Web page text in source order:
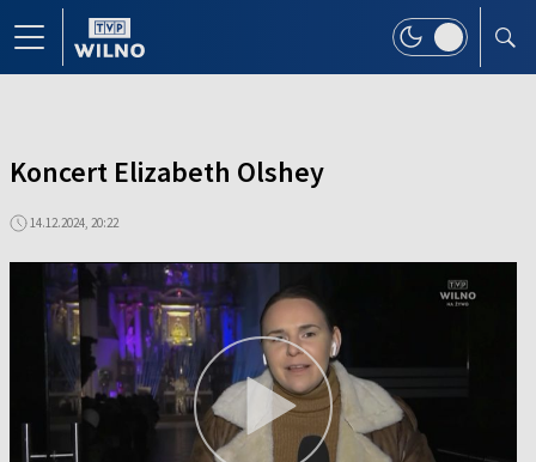
Koncert Elizabeth Olshey
14.12.2024, 20:22